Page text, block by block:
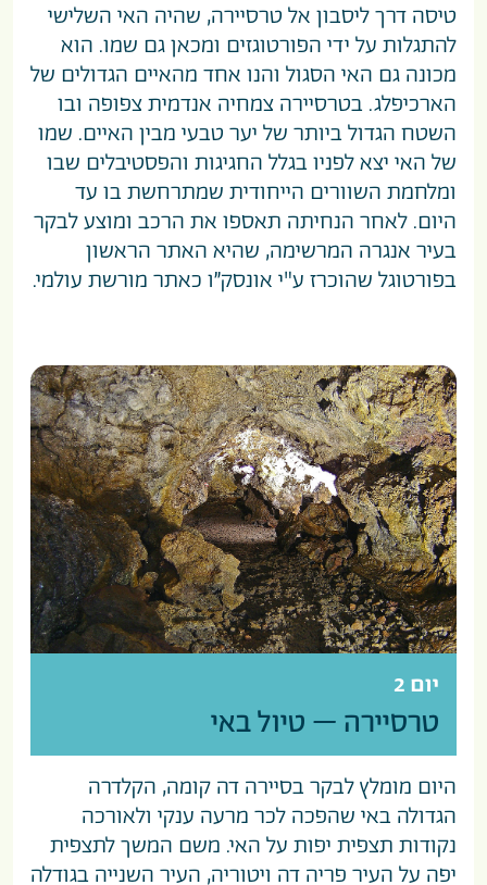
טיסה דרך ליסבון אל טרסיירה, שהיה האי השלישי
להתגלות על ידי הפורטוגזים ומכאן גם שמו. הוא
מכונה גם האי הסגול והנו אחד מהאיים הגדולים של
הארכיפלג. בטרסיירה צמחיה אנדמית צפופה ובו
השטח הגדול ביותר של יער טבעי מבין האיים. שמו
של האי יצא לפניו בגלל החגיגות והפסטיבלים שבו
ומלחמת השוורים הייחודית שמתרחשת בו עד
היום. לאחר הנחיתה תאספו את הרכב ומוצע לבקר
בעיר אנגרה המרשימה, שהיא האתר הראשון
בפורטוגל שהוכרז ע"י אונסק״ו כאתר מורשת עולמי.
יום 2
טרסיירה – טיול באי
היום מומלץ לבקר בסיירה דה קומה, הקלדרה
הגדולה באי שהפכה לכר מרעה ענקי ולאורכה
נקודות תצפית יפות על האי. משם המשך לתצפית
יפה על העיר פריה דה ויטוריה, העיר השנייה בגודלה